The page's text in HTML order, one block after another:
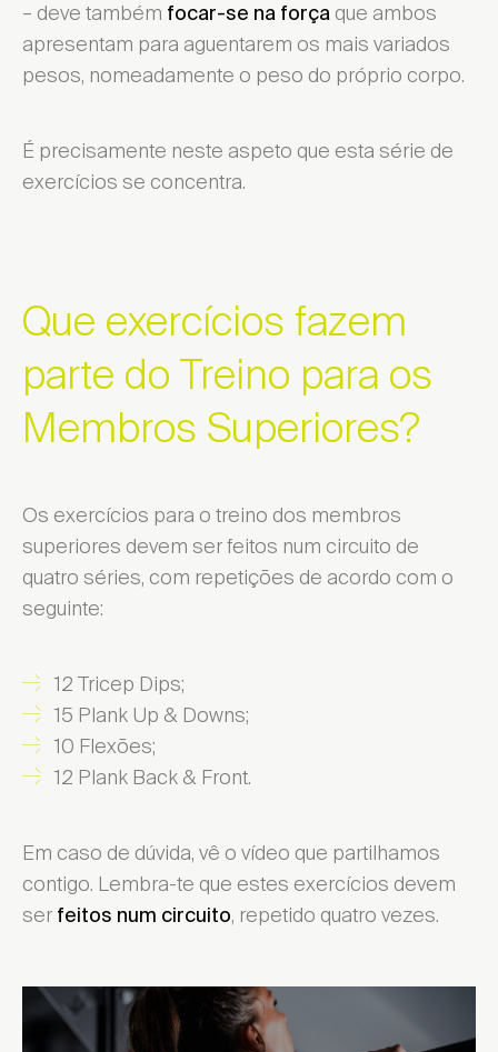
– deve também focar-se na força que ambos
apresentam para aguentarem os mais variados
pesos, nomeadamente o peso do próprio corpo.
É precisamente neste aspeto que esta série de
exercícios se concentra.
Que exercícios fazem
parte do Treino para os
Membros Superiores?
Os exercícios para o treino dos membros
superiores devem ser feitos num circuito de
quatro séries, com repetições de acordo com o
seguinte:
12 Tricep Dips;
15 Plank Up & Downs;
10 Flexões;
12 Plank Back & Front.
Em caso de dúvida, vê o vídeo que partilhamos
contigo. Lembra-te que estes exercícios devem
ser feitos num circuito, repetido quatro vezes.